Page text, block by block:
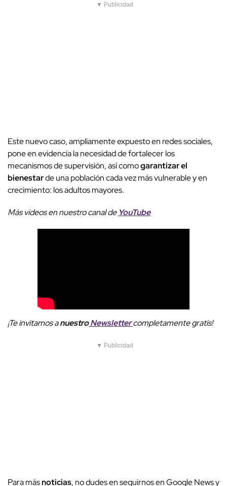
▼ Publicidad
Este nuevo caso, ampliamente expuesto en redes sociales,
pone en evidencia la necesidad de fortalecer los
mecanismos de supervisión, así comogarantizar el
bienestarde una población cada vez más vulnerable y en
crecimiento: los adultos mayores.
Más videosen nuestro canal de YouTube
¡Te invitamos anuestroNewslettercompletamente gratis!
▼ Publicidad
Para másnoticias, no dudes en seguirnos en Google News y